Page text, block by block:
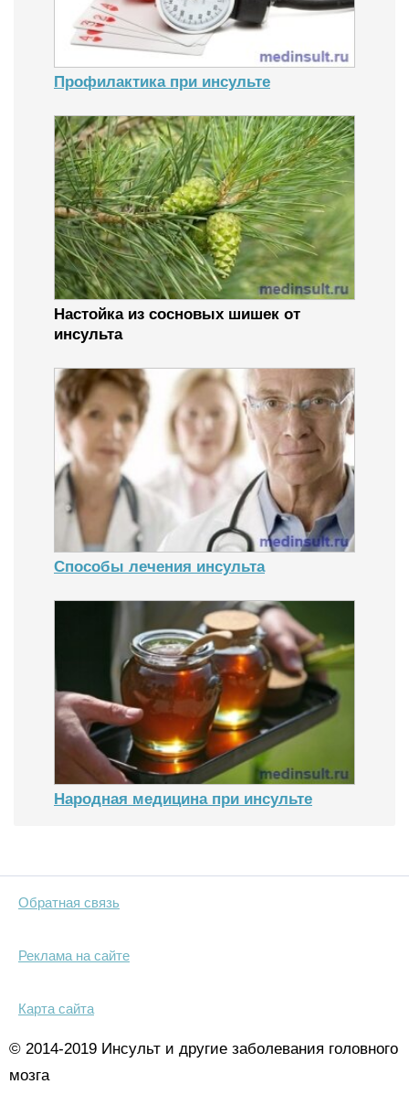
Профилактика при инсульте
Настойка из сосновых шишек от
инсульта
Способы лечения инсульта
Народная медицина при инсульте
Обратная связь
Реклама на сайте
Карта сайта
© 2014-2019 Инсульт и другие заболевания головного
мозга